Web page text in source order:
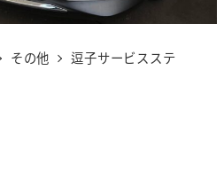
その他
逗子サービスステ